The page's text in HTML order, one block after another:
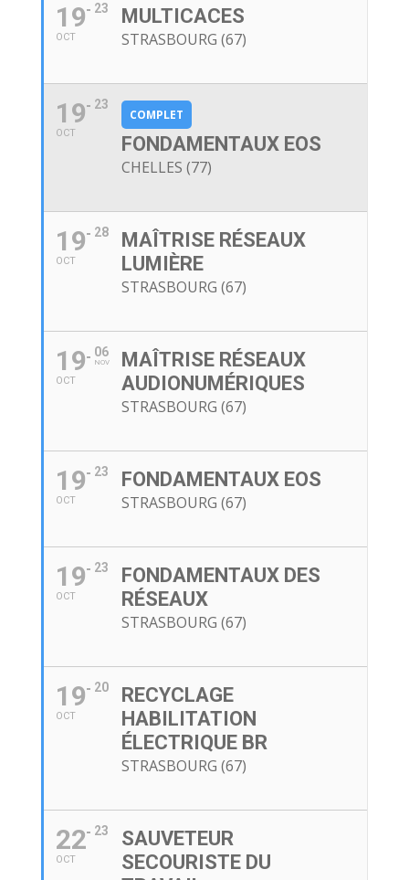
19
OCT
23 MULTICACES
STRASBOURG (67)
19
OCT
23
COMPLET
FONDAMENTAUX EOS
CHELLES (77)
19
OCT
28
MAÎTRISE RÉSEAUX
LUMIÈRE
STRASBOURG (67)
19
OCT
06
NOV
MAÎTRISE RÉSEAUX
AUDIONUMÉRIQUES
STRASBOURG (67)
19
OCT
23 FONDAMENTAUX EOS
STRASBOURG (67)
19
OCT
23
FONDAMENTAUX DES
RÉSEAUX
STRASBOURG (67)
19
OCT
20
RECYCLAGE
HABILITATION
ÉLECTRIQUE BR
STRASBOURG (67)
22
OCT
23
SAUVETEUR
SECOURISTE DU